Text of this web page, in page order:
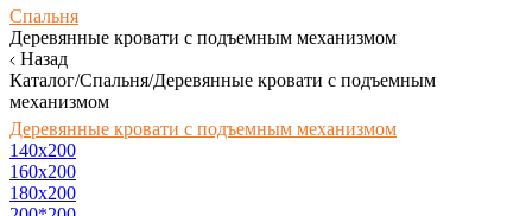
Спальня
Деревянные кровати с подъемным механизмом
Назад
Каталог/Спальня/Деревянные кровати с подъемным
механизмом
Деревянные кровати с подъемным механизмом
140x200
160х200
180х200